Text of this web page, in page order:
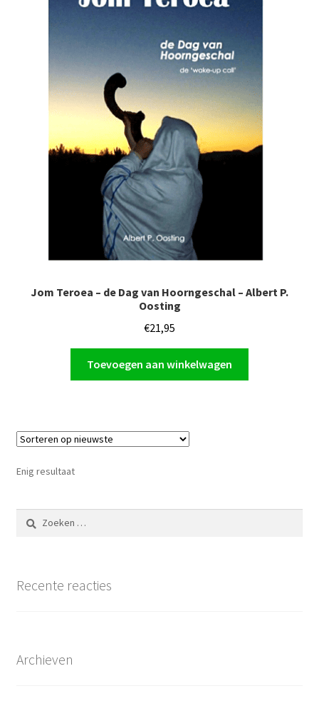
Jom Teroea – de Dag van Hoorngeschal – Albert P.
Oosting
€21,95
Toevoegen aan winkelwagen
Enig resultaat
naar:
Recente reacties
Archieven